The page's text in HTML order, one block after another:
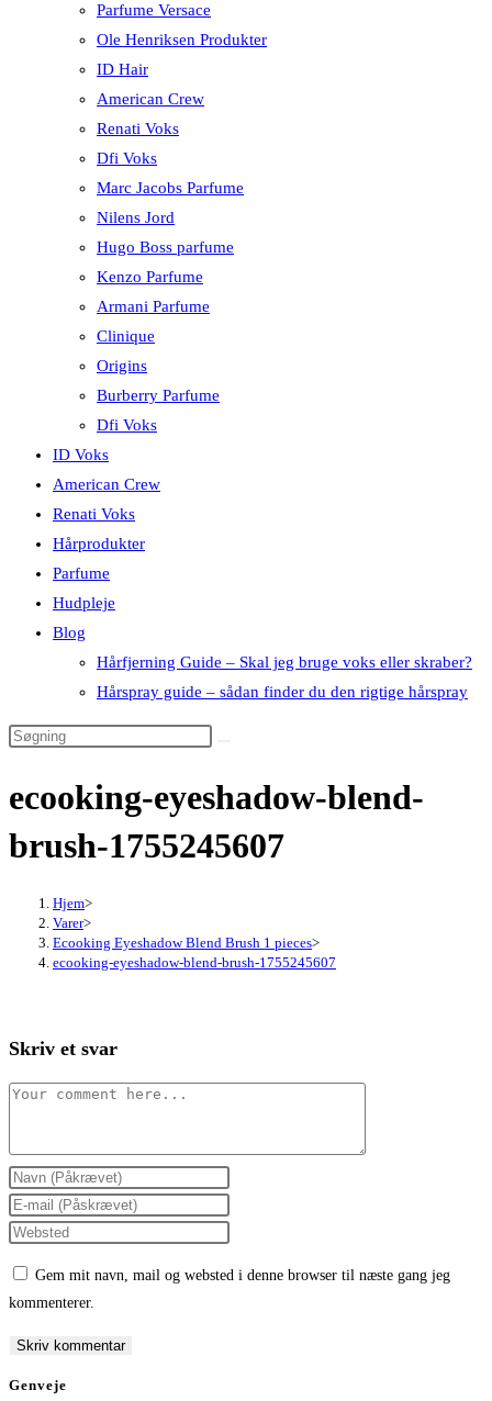
Parfume Versace
Ole Henriksen Produkter
ID Hair
American Crew
Renati Voks
Dfi Voks
Marc Jacobs Parfume
Nilens Jord
Hugo Boss parfume
Kenzo Parfume
Armani Parfume
Clinique
Origins
Burberry Parfume
Dfi Voks
ID Voks
American Crew
Renati Voks
Hårprodukter
Parfume
Hudpleje
Blog
Hårfjerning Guide – Skal jeg bruge voks eller skraber?
Hårspray guide – sådan finder du den rigtige hårspray
ecooking-eyeshadow-blend-
brush-1755245607
Hjem>
Varer>
Ecooking Eyeshadow Blend Brush 1 pieces>
ecooking-eyeshadow-blend-brush-1755245607
Skriv et svar
Comment
Enter
your
name
comment
Enter
your
comment
Enter
(optional)
Gem mit navn, mail og websted i denne browser til næste gang jeg
kommenterer.
Genveje